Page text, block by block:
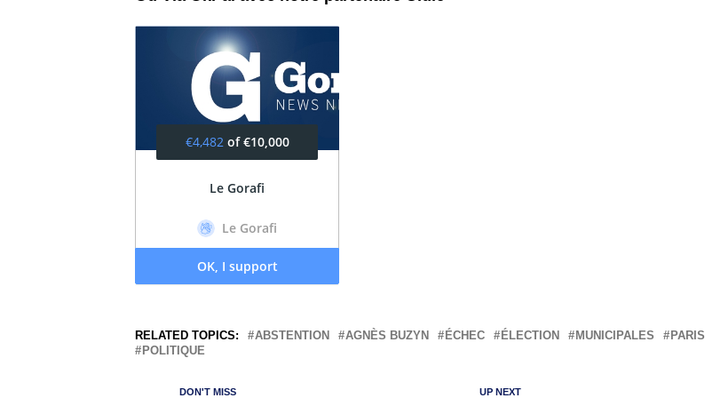
RELATED TOPICS: ABSTENTION AGNÈS BUZYN ÉCHEC ÉLECTION MUNICIPALES
PARIS
POLITIQUE
UP NEXT
DON'T MISS